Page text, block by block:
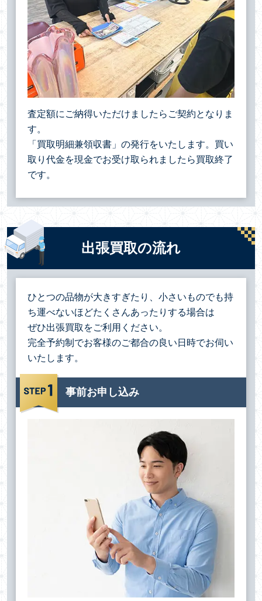
査定額にご納得いただけましたらご契約となりま
す。
「買取明細兼領収書」の発行をいたします。買い
取り代金を現金でお受け取られましたら買取終了
です。
出張買取の流れ
ひとつの品物が大きすぎたり、小さいものでも持
ち運べないほどたくさんあったりする場合は
ぜひ出張買取をご利用ください。
完全予約制でお客様のご都合の良い日時でお伺い
いたします。
事前お申し込み